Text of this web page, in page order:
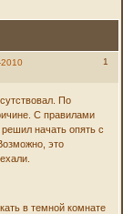
1
По
С правилами
начать опять с
это
в темной комнате